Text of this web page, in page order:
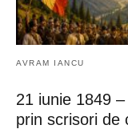
AVRAM IANCU
21 iunie 1849
prin scrisori de